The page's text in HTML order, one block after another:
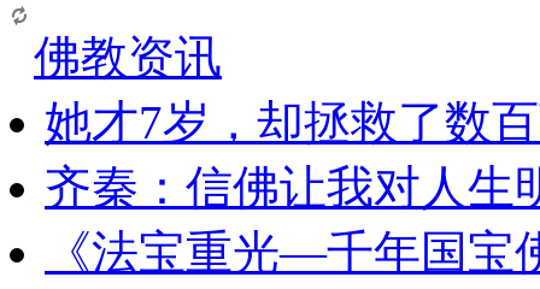
佛教资讯
她才7岁，却拯救了数
齐秦：信佛让我对人生
《法宝重光—千年国宝